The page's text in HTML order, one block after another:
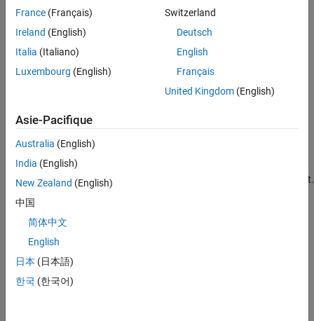
0if S-function does not call ssFxpSetU32BitRegionCompliant
Description
Requirements
fixedpoint.c
To build an S-function that utilizes this function, you must
compile it using the
argument.
Languages
See Also
France (Français)
Ireland (English)
Italia (Italiano)
Luxembourg (English)
Switzerland
Deutsch
English
Français
United Kingdom(English)
Asie-Pacifique
Australia (English)
India (English)
New Zealand (English)
中国
简体中文
English
日本 (日本語)
한국 (한국어)